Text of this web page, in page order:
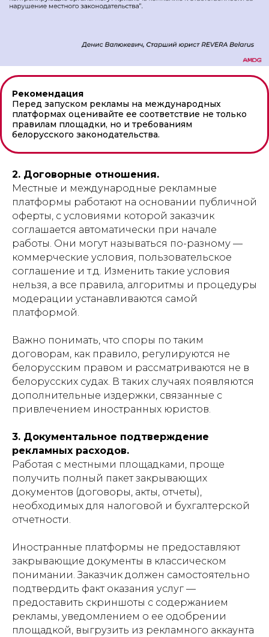
Рекомендация
Перед запуском рекламы на международных
платформах оценивайте ее соответствие не только
правилам площадки, но и требованиям
белорусского законодательства.
2. Договорные отношения.
Местные и международные рекламные
платформы работают на основании публичной
оферты, с условиями которой заказчик
соглашается автоматически при начале
работы. Они могут называться по-разному —
коммерческие условия, пользовательское
соглашение и т.д. Изменить такие условия
нельзя, а все правила, алгоритмы и процедуры
модерации устанавливаются самой
платформой.
Важно понимать, что споры по таким
договорам, как правило, регулируются не
белорусским правом и рассматриваются не в
белорусских судах. В таких случаях появляются
дополнительные издержки, связанные с
привлечением иностранных юристов.
3. Документальное подтверждение
рекламных расходов.
Работая с местными площадками, проще
получить полный пакет закрывающих
документов (договоры, акты, отчеты),
необходимых для налоговой и бухгалтерской
отчетности.
Иностранные платформы не предоставляют
закрывающие документы в классическом
понимании. Заказчик должен самостоятельно
подтвердить факт оказания услуг —
предоставить скриншоты с содержанием
рекламы, уведомлением о ее одобрении
площадкой, выгрузить из рекламного аккаунта